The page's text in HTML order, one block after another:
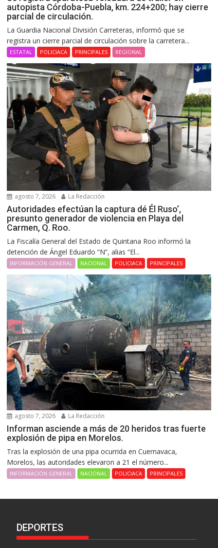
autopista Córdoba-Puebla, km. 224+200; hay cierre
parcial de circulación.
La Guardia Nacional División Carreteras, informó que se
registra un cierre parcial de circulación sobre la carretera...
ESTATAL POLICIACA PRINCIPALES REGIONAL
agosto 7, 2026 La Redacción
Autoridades efectúan la captura dé Él Ruso’,
presunto generador de violencia en Playa del
Carmen, Q. Roo.
La Fiscalía General del Estado de Quintana Roo informó la
detención de Ángel Eduardo “N”, alias “El...
INFORMACIÓN GENERAL NACIONAL POLICIACA PRINCIPALES
agosto 7, 2026 La Redacción
Informan asciende a más de 20 heridos tras fuerte
explosión de pipa en Morelos.
Tras la explosión de una pipa ocurrida en Cuernavaca,
Morelos, las autoridades elevaron a 21 el número...
INFORMACIÓN GENERAL NACIONAL POLICIACA PRINCIPALES
DEPORTES